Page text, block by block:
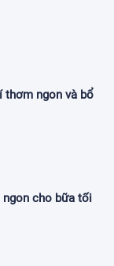
thơm ngon và bổ
ngon cho bữa tối